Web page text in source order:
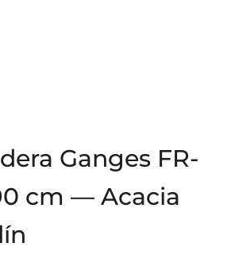
Ganges FR-
cm — Acacia